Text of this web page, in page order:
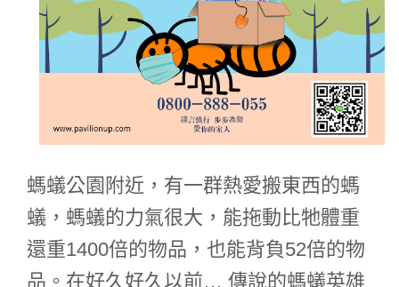
螞蟻公園附近，有一群熱愛搬東西的螞
蟻，螞蟻的力氣很大，能拖動比牠體重
還重1400倍的物品，也能背負52倍的物
品。在好久好久以前… 傳說的螞蟻英雄